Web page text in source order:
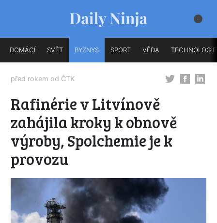
DOMÁCÍ SVĚT BYZNYS SPORT VĚDA TECHNOLOGIE
před rokem od ČTK
Rafinérie v Litvínově
zahájila kroky k obnově
výroby, Spolchemie je k
provozu